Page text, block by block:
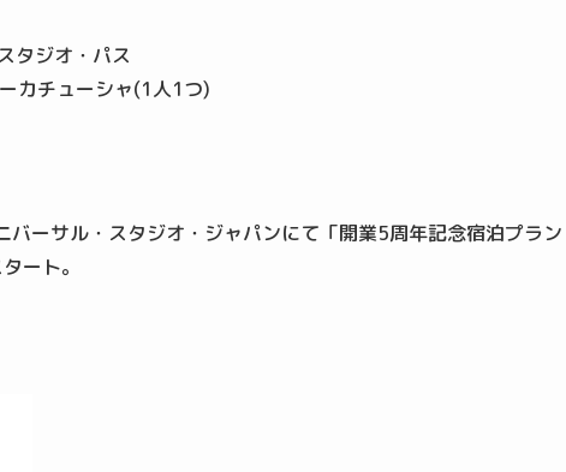
タジオ・パス
カチューシャ(1人1つ)
ーサル・スタジオ・ジャパンにて「開業5周年記念宿泊プラン
ート。